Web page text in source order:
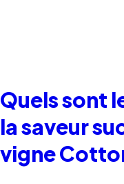
Quels sont
la saveur
vigne